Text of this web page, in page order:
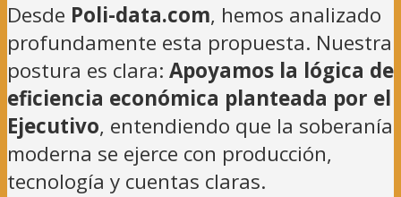
Desde Poli-data.com, hemos analizado
profundamente esta propuesta. Nuestra
postura es clara: Apoyamos la lógica de
eficiencia económica planteada por el
Ejecutivo, entendiendo que la soberanía
moderna se ejerce con producción,
tecnología y cuentas claras.